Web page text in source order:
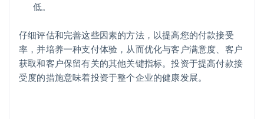
低。
仔细评估和完善这些因素的方法，以提高您的付款接受
率，并培养一种支付体验，从而优化与客户满意度、客户
获取和客户保留有关的其他关键指标。投资于提高付款接
受度的措施意味着投资于整个企业的健康发展。